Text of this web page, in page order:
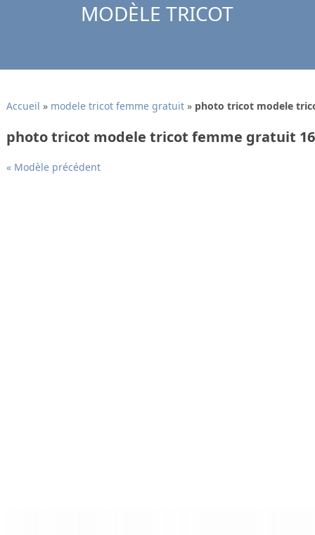
MODÈLE TRICOT
Accueil » modele tricot femme gratuit» photo tricot modele
photo tricot modele tricot femme gratuit 16
« Modèle précédent